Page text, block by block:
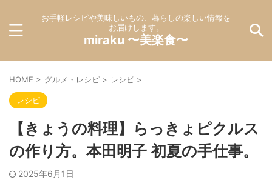
お手軽レシピや美味しいもの、暮らしの楽しい情報を
お届けします。
miraku 〜美楽食〜
HOME > グルメ・レシピ > レシピ >
レシピ
【きょうの料理】らっきょピクルス
の作り方。本田明子 初夏の手仕事。
2025年6月1日